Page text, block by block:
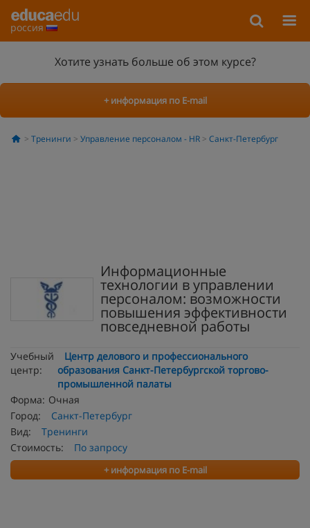
россия
Хотите узнать больше об этом курсе?
+ информация по E-mail
Тренинги Управление персоналом - HR Санкт-Петербург
Информационные
технологии в управлении
персоналом: возможности
повышения эффективности
повседневной работы
Учебный
центр:
Центр делового и профессионального
образования Санкт-Петербургской торгово-
промышленной палаты
Форма: Очная
Город:
Санкт-Петербург
Вид:
Тренинги
Стоимость:
По запросу
+ информация по E-mail